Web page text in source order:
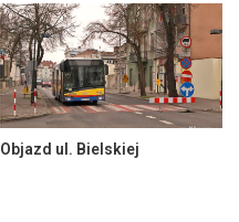
Objazd ul. Bielskiej